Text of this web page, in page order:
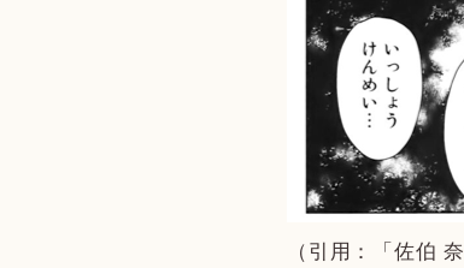
（引用：「佐伯